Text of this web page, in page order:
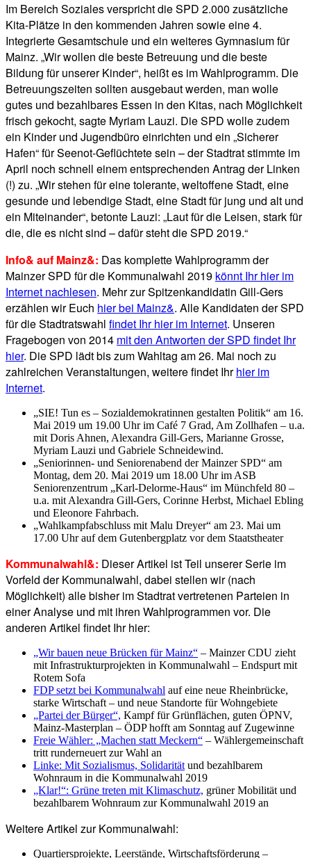
Im Bereich Soziales verspricht die SPD 2.000 zusätzliche
Kita-Plätze in den kommenden Jahren sowie eine 4.
Integrierte Gesamtschule und ein weiteres Gymnasium für
Mainz. „Wir wollen die beste Betreuung und die beste
Bildung für unserer Kinder“, heißt es im Wahlprogramm. Die
Betreuungszeiten sollten ausgebaut werden, man wolle
gutes und bezahlbares Essen in den Kitas, nach Möglichkeit
frisch gekocht, sagte Myriam Lauzi. Die SPD wolle zudem
ein Kinder und Jugendbüro einrichten und ein „Sicherer
Hafen“ für Seenot-Geflüchtete sein – der Stadtrat stimmte im
April noch schnell einem entsprechenden Antrag der Linken
(!) zu. „Wir stehen für eine tolerante, weltoffene Stadt, eine
gesunde und lebendige Stadt, eine Stadt für jung und alt und
ein Miteinander“, betonte Lauzi: „Laut für die Leisen, stark für
die, die es nicht sind – dafür steht die SPD 2019.“
Info& auf Mainz&: Das komplette Wahlprogramm der
Mainzer SPD für die Kommunalwahl 2019 könnt Ihr hier im
Internet nachlesen. Mehr zur Spitzenkandidatin Gill-Gers
erzählen wir Euch hier bei Mainz&. Alle Kandidaten der SPD
für die Stadtratswahl findet Ihr hier im Internet. Unseren
Fragebogen von 2014 mit den Antworten der SPD findet Ihr
hier. Die SPD lädt bis zum Wahltag am 26. Mai noch zu
zahlreichen Veranstaltungen, weitere findet Ihrhier im
Internet.
„SIE! Tun es – Sozialdemokratinnen gestalten Politik“ am 16.
Mai 2019 um 19.00 Uhr im Café 7 Grad, Am Zollhafen – u.a.
mit Doris Ahnen, Alexandra Gill-Gers, Marianne Grosse,
Myriam Lauzi und Gabriele Schneidewind.
„Seniorinnen- und Seniorenabend der Mainzer SPD“ am
Montag, dem 20. Mai 2019 um 18.00 Uhr im ASB
Seniorenzentrum „Karl-Delorme-Haus“ im Münchfeld 80 –
u.a. mit Alexandra Gill-Gers, Corinne Herbst, Michael Ebling
und Eleonore Fahrbach.
„Wahlkampfabschluss mit Malu Dreyer“ am 23. Mai um
17.00 Uhr auf dem Gutenbergplatz vor dem Staatstheater
Kommunalwahl&: Dieser Artikel ist Teil unserer Serie im
Vorfeld der Kommunalwahl, dabei stellen wir (nach
Möglichkeit) alle bisher im Stadtrat vertretenen Parteien in
einer Analyse und mit ihren Wahlprogrammen vor. Die
anderen Artikel findet Ihr hier:
„Wir bauen neue Brücken für Mainz“ – Mainzer CDU zieht
mit Infrastrukturprojekten in Kommunalwahl – Endspurt mit
Rotem Sofa
FDP setzt bei Kommunalwahl auf eine neue Rheinbrücke,
starke Wirtschaft – und neue Standorte für Wohngebiete
„Partei der Bürger“, Kampf für Grünflächen, guten ÖPNV,
Mainz-Masterplan – ÖDP hofft am Sonntag auf Zugewinne
Freie Wähler: „Machen statt Meckern“ – Wählergemeinschaft
tritt runderneuert zur Wahl an
Linke: Mit Sozialismus, Solidarität und bezahlbarem
Wohnraum in die Kommunalwahl 2019
„Klar!“: Grüne treten mit Klimaschutz, grüner Mobilität und
bezahlbarem Wohnraum zur Kommunalwahl 2019 an
Weitere Artikel zur Kommunalwahl:
Quartiersprojekte, Leerstände, Wirtschaftsförderung –